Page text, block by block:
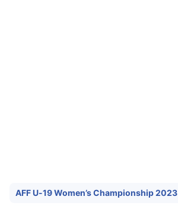
AFF U-19 Women’s Championship 2023